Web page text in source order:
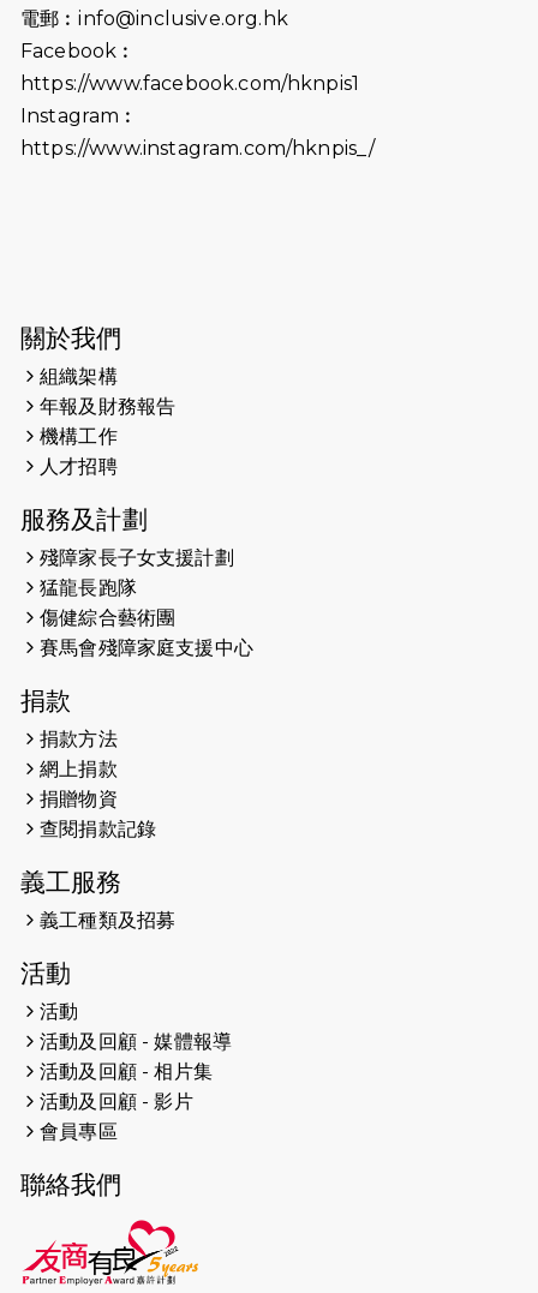
2025-06-09
《猛龍傳之誰怕誰》電影欣賞 - 感謝
生，GBS，JP出席
2025-06-06
《為你喝采陳百強歌迷會》慷慨贊助
38張門票欣賞香港中樂團 X 陳百強 —
2025-03-21
2025-02-20
2025-02-06
2025-02-05
馬拉松與猛龍國際共融大使Lukas
2024-12-31
2024-12-10
2024-11-17
2024-10-30
連續第七年獲得 #香港中小型企業總
商會「#友商有良」嘉許計劃的嘉許
2024-09-30
障等人士入場試玩
電郵︰info@inclusive.org.hk
Facebook︰
https://www.facebook.com/hknpis1
Instagram︰
https://www.instagram.com/hknpis_/
關於我們
組織架構
年報及財務報告
機構工作
人才招聘
服務及計劃
殘障家長子女支援計劃
猛龍長跑隊
傷健綜合藝術團
賽馬會殘障家庭支援中心
捐款
捐款方法
網上捐款
捐贈物資
查閱捐款記錄
義工服務
義工種類及招募
活動
活動
活動及回顧 - 媒體報導
活動及回顧 - 相片集
活動及回顧 - 影片
會員專區
聯絡我們